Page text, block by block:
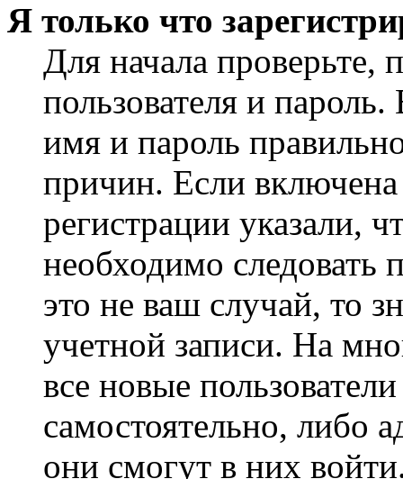
Я только что
Для начала проверьте,
пользователя и
имя и пароль
причин. Если
регистрации указали,
необходимо
это не ваш случай, то
учетной записи. На
все новые
самостоятельно, либо
они смогут в них